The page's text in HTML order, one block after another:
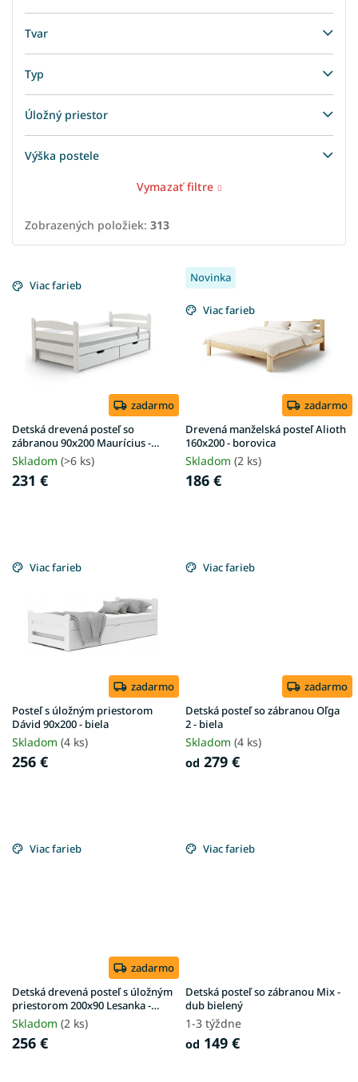
Tvar
Typ
Úložný priestor
Výška postele
Vymazať filtre
Zobrazených položiek: 313
ý
u
k
t
o
Viac farieb
zadarmo
Detská drevená posteľ so
zábranou 90x200 Maurícius -
biela
Skladom (>6 ks)
231 €
Novinka
Viac farieb
zadarmo
Drevená manželská posteľ Alioth
160x200 - borovica
Skladom (2 ks)
186 €
Viac farieb
zadarmo
Posteľ s úložným priestorom
Dávid 90x200 - biela
Skladom (4 ks)
256 €
Viac farieb
zadarmo
Detská posteľ so zábranou Oľga
2 - biela
Skladom (4 ks)
od 279 €
Viac farieb
zadarmo
Detská drevená posteľ s úložným
priestorom 200x90 Lesanka -
biela
Skladom (2 ks)
256 €
Viac farieb
Detská posteľ so zábranou Mix -
dub bielený
1-3 týždne
od 149 €